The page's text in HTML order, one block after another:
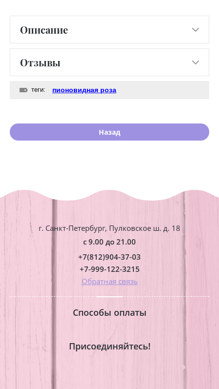
Описание
Отзывы
теги: пионовидная роза
Назад
г. Санкт-Петербург, Пулковское ш. д. 18
с 9.00 до 21.00
+7(812)904-37-03
+7-999-122-3215
Обратная связь
Способы оплаты
Присоединяйтесь!